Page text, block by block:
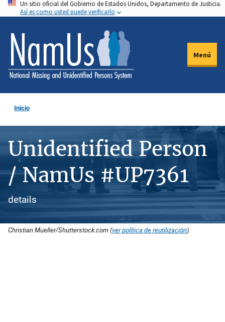
Pasar
al
contenido
principal
Un sitio oficial del Gobierno de Estados Unidos, Departamento de Justicia.
Así es como usted puede verificarlo
Menú
Inicio
Unidentified Person
/ NamUs #UP7361
details
Christian Mueller/Shutterstock.com (ver política de reutilización).